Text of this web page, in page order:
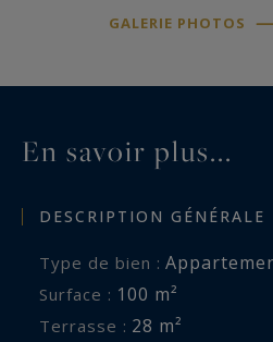
GALERIE PHOTOS
En savoir plus...
DESCRIPTION GÉNÉRALE
Type de bien :
Surface : 100 m²
Terrasse : 28 m²